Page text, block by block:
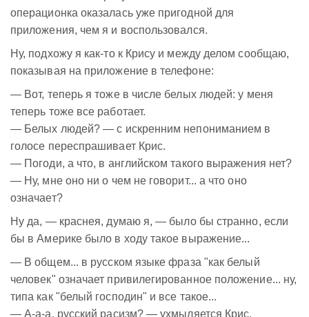
операционка оказалась уже пригодной для
приложения, чем я и воспользовался.
Ну, подхожу я как-то к Крису и между делом сообщаю,
показывая на приложение в телефоне:
— Вот, теперь я тоже в числе белых людей: у меня
теперь тоже все работает.
— Белых людей? — с искренним непониманием в
голосе переспрашивает Крис.
— Погоди, а что, в английском такого выражения нет?
— Ну, мне оно ни о чем не говорит... а что оно
означает?
Ну да, — краснея, думаю я, — было бы странно, если
бы в Америке было в ходу такое выражение...
— В общем... в русском языке фраза "как белый
человек" означает привилегированное положение... ну,
типа как "белый господин" и все такое...
— А-а-а, русский расизм? — ухмыляется Крис.